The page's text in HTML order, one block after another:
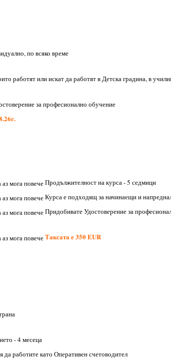
по всяко време
работят или искат да работят в Детска градина, в
за професионално обучение
Продължителност на курса - 5 седмици
Курса е подходящ за начинаещи и
Придобивате Удостоверение за
Таксата е 350 EUR
- 4 месеца
работите като Оперативен счетоводител